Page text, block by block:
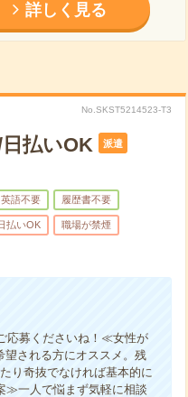
詳しく見る
No.SKST5214523-T3
払いOK 派遣
英語不要 履歴書不要
払いOK 職場が禁煙
応募くださいね！≪女性が
される方にオススメ。残
り奇抜でなければ基本的に
≫一人で悩まず気軽に相談